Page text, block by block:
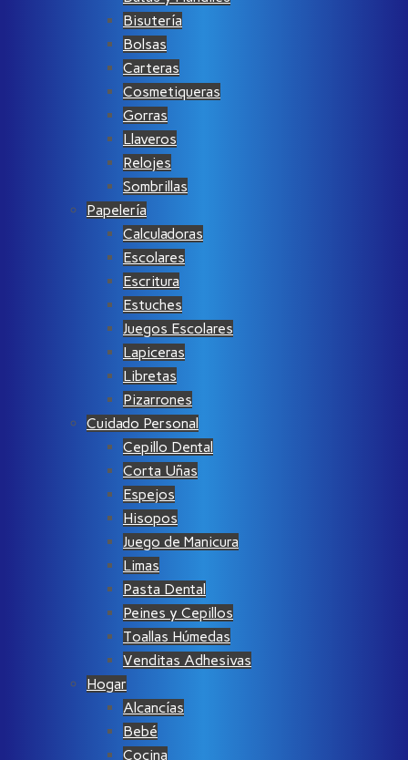
Bisutería
Bolsas
Carteras
Cosmetiqueras
Gorras
Llaveros
Relojes
Sombrillas
Papelería
Calculadoras
Escolares
Escritura
Estuches
Juegos Escolares
Lapiceras
Libretas
Pizarrones
Cuidado Personal
Cepillo Dental
Corta Uñas
Espejos
Hisopos
Juego de Manicura
Limas
Pasta Dental
Peines y Cepillos
Toallas Húmedas
Venditas Adhesivas
Hogar
Alcancías
Bebé
Cocina